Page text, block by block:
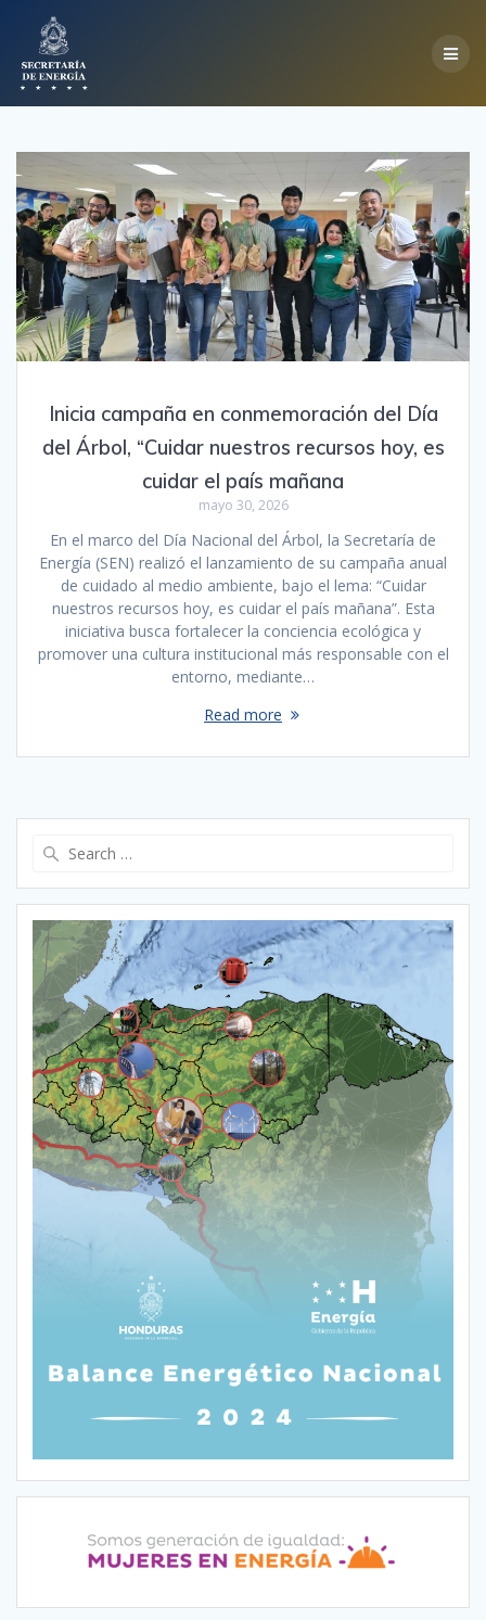
Inicia campaña en conmemoración del Día
del Árbol, “Cuidar nuestros recursos hoy, es
cuidar el país mañana
mayo 30, 2026
En el marco del Día Nacional del Árbol, la Secretaría de
Energía (SEN) realizó el lanzamiento de su campaña anual
de cuidado al medio ambiente, bajo el lema: “Cuidar
nuestros recursos hoy, es cuidar el país mañana”. Esta
iniciativa busca fortalecer la conciencia ecológica y
promover una cultura institucional más responsable con el
entorno, mediante…
Read more